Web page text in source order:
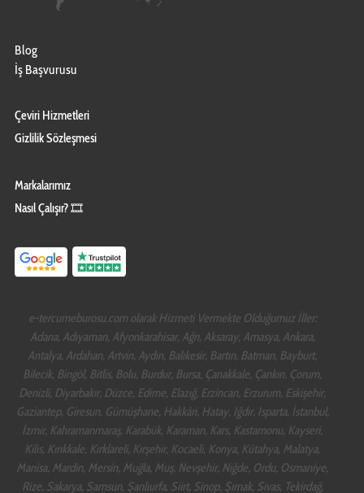
Blog
İş Başvurusu
Çeviri Hizmetleri
Gizlilik Sözleşmesi
Markalarımız
Nasıl Çalışır? 🎞️
e-tercumeburosu.com olarak Hizmeti Vermekte Olduğumuz İller:
Adana, Adıyaman, Afyonkarahisar, Ağrı, Aksaray, Amasya, Ankara,
Antalya, Ardahan, Artvin, Aydın, Balıkesir, Bartın, Batman, Bayburt,
Bilecik, Bingöl, Bitlis, Bolu, Burdur, Bursa, Çanakkale, Çankırı, Çorum,
Denizli, Diyarbakır, Düzce, Edirne, Elazığ, Erzincan, Erzurum, Eskişehir,
Gaziantep, Giresun, Gümüşhane, Hakkâri, Hatay, Iğdır, Isparta, İstanbul,
İzmir, Kahramanmaraş, Karabük, Karaman, Kars, Kastamonu, Kayseri,
Kilis, Kırıkkale, Kırklareli, Kırşehir, Kocaeli, Konya, Kütahya, Malatya,
Manisa, Mardin, Mersin, Muğla, Muş, Nevşehir, Niğde, Ordu, Osmaniye,
Rize, Sakarya, Samsun, Şanlıurfa, Siirt, Sinop, Şırnak, Sivas, Tekirdağ,